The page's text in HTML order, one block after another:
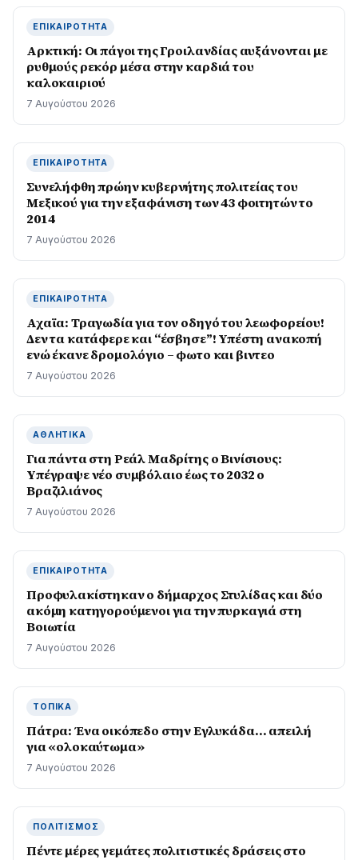
ΕΠΙΚΑΙΡΌΤΗΤΑ
Αρκτική: Οι πάγοι της Γροιλανδίας αυξάνονται με
ρυθμούς ρεκόρ μέσα στην καρδιά του
καλοκαιριού
7 Αυγούστου 2026
ΕΠΙΚΑΙΡΌΤΗΤΑ
Συνελήφθη πρώην κυβερνήτης πολιτείας του
Μεξικού για την εξαφάνιση των 43 φοιτητών το
2014
7 Αυγούστου 2026
ΕΠΙΚΑΙΡΌΤΗΤΑ
Αχαϊα: Τραγωδία για τον οδηγό του λεωφορείου!
Δεν τα κατάφερε και “έσβησε”! Υπέστη ανακοπή
ενώ έκανε δρομολόγιο – φωτο και βιντεο
7 Αυγούστου 2026
ΑΘΛΗΤΙΚΆ
Για πάντα στη Ρεάλ Μαδρίτης ο Βινίσιους:
Yπέγραψε νέο συμβόλαιο έως το 2032 ο
Βραζιλιάνος
7 Αυγούστου 2026
ΕΠΙΚΑΙΡΌΤΗΤΑ
Προφυλακίστηκαν ο δήμαρχος Στυλίδας και δύο
ακόμη κατηγορούμενοι για την πυρκαγιά στη
Βοιωτία
7 Αυγούστου 2026
ΤΟΠΙΚΆ
Πάτρα: Ένα οικόπεδο στην Εγλυκάδα… απειλή
για «ολοκαύτωμα»
7 Αυγούστου 2026
ΠΟΛΙΤΙΣΜΌΣ
Πέντε μέρες γεμάτες πολιτιστικές δράσεις στο